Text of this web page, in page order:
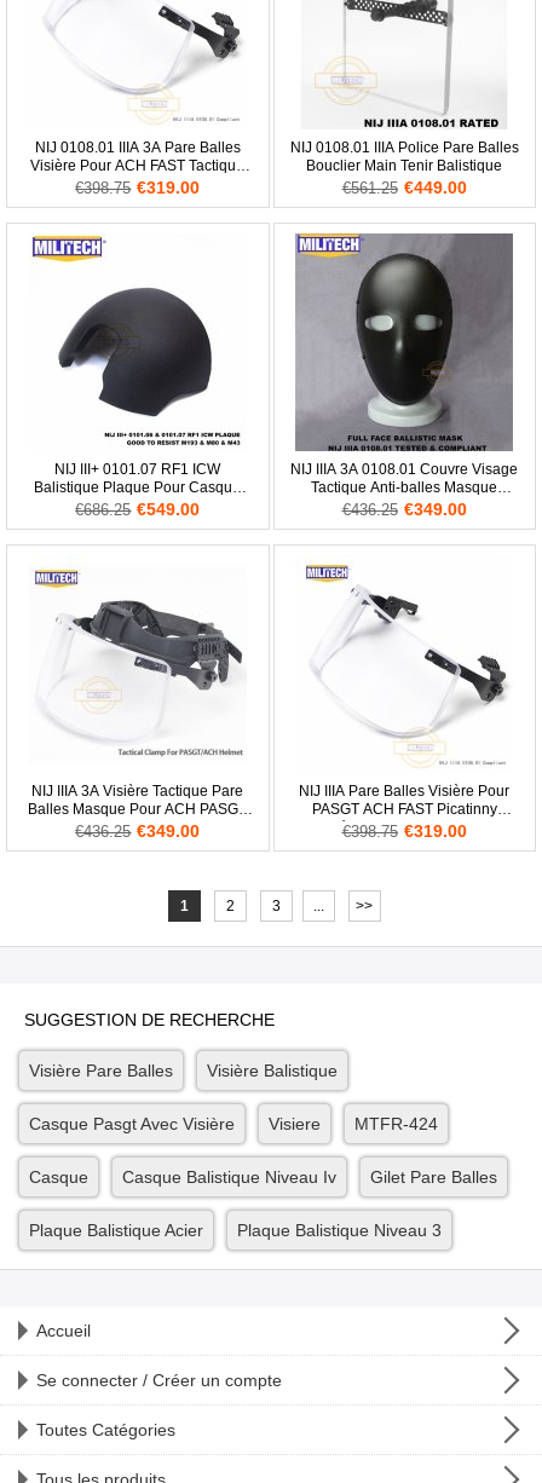
NIJ 0108.01 IIIA 3A Pare Balles
Visière Pour ACH FAST Tactique
Casque Balistique Masque
€398.75 €319.00
NIJ 0108.01 IIIA Police Pare Balles
Bouclier Main Tenir Balistique
€561.25 €449.00
NIJ III+ 0101.07 RF1 ICW
Balistique Plaque Pour Casque
FAST Bouclier FHS BK
€686.25 €549.00
NIJ IIIA 3A 0108.01 Couvre Visage
Tactique Anti-balles Masque
Balistique Complet En Aramide
€436.25 €349.00
NIJ IIIA 3A Visière Tactique Pare
Balles Masque Pour ACH PASGT
Casque Balistique
€436.25 €349.00
NIJ IIIA Pare Balles Visière Pour
PASGT ACH FAST Picatinny
Rampé Casque Balistique Verre
€398.75 €319.00
1 2 3 ... >>
SUGGESTION DE RECHERCHE
Visière Pare Balles Visière Balistique
Casque Pasgt Avec Visière Visiere MTFR-424
Casque Casque Balistique Niveau Iv Gilet Pare Balles
Plaque Balistique Acier Plaque Balistique Niveau 3
Accueil
Se connecter / Créer un compte
Toutes Catégories